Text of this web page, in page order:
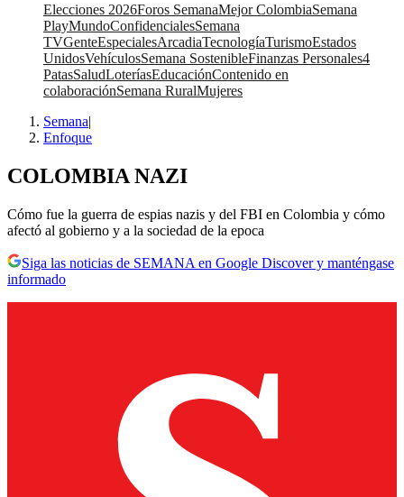
Elecciones 2026Foros SemanaMejor ColombiaSemana
PlayMundoConfidencialesSemana
TVGenteEspecialesArcadiaTecnologíaTurismoEstados
UnidosVehículosSemana SostenibleFinanzas Personales4
PatasSaludLoteríasEducaciónContenido en
colaboraciónSemana RuralMujeres
Semana|
Enfoque
COLOMBIA NAZI
Cómo fue la guerra de espias nazis y del FBI en Colombia y cómo
afectó al gobierno y a la sociedad de la epoca
Siga las noticias de SEMANA en Google Discover y manténgase
informado